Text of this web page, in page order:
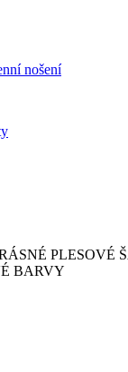
nošení
PLESOVÉ
BARVY